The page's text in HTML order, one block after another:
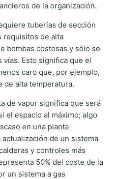
de la organización.
tuberías de sección
requisitos de alta
bombas costosas y sólo se
Esto significa que el
caro que, por ejemplo,
de alta temperatura.
de vapor significa que será
el espacio al máximo; algo
en una planta
de un sistema
y controles más
50% del coste de la
un sistema a gas